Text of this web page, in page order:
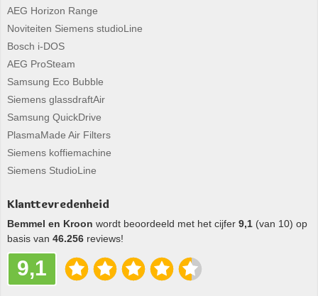
AEG Horizon Range
Noviteiten Siemens studioLine
Bosch i-DOS
AEG ProSteam
Samsung Eco Bubble
Siemens glassdraftAir
Samsung QuickDrive
PlasmaMade Air Filters
Siemens koffiemachine
Siemens StudioLine
Klanttevredenheid
Bemmel en Kroon wordt beoordeeld met het cijfer 9,1 (van 10) op
basis van 46.256 reviews!
9,1